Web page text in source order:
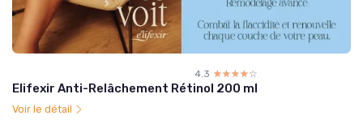
4.3 ☆☆☆☆☆
★★★★★
Elifexir Anti-Relâchement Rétinol 200 ml
Voir le détail